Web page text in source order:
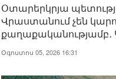
Օտարերկրյա
Վրաստանում չեն
քաղաքականությամբ․
Օգոստոս 05, 2026 16:31